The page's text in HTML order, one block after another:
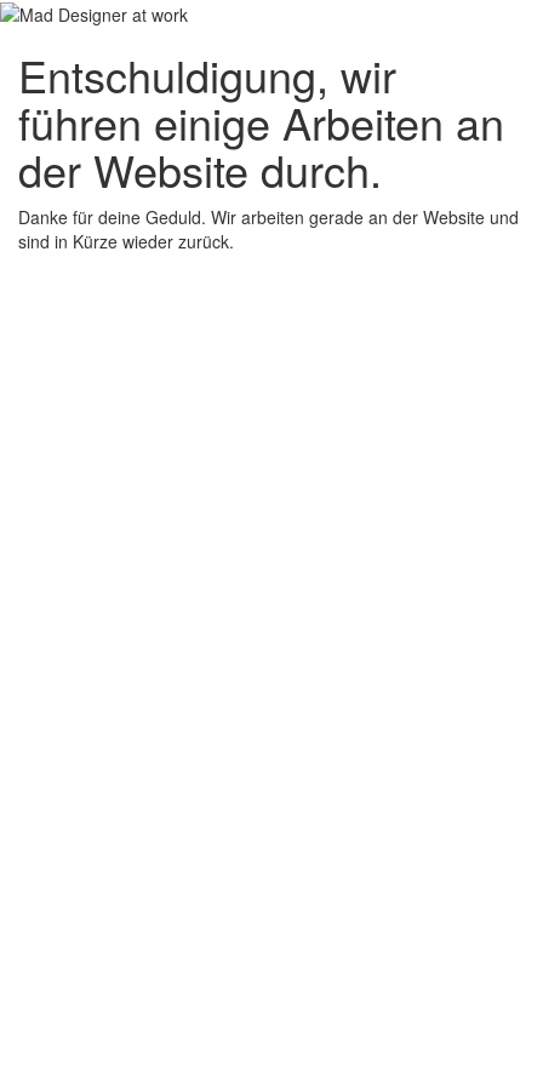
Entschuldigung, wir
führen einige Arbeiten an
der Website durch.
Danke für deine Geduld. Wir arbeiten gerade an der Website und
sind in Kürze wieder zurück.